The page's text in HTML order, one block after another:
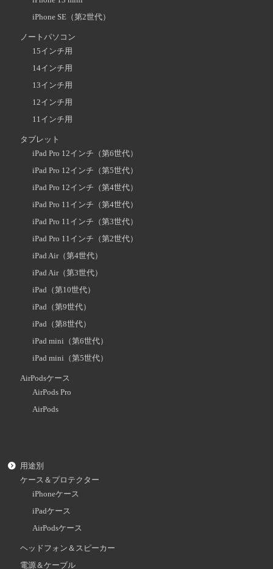
iPhone SE（第2世代）
ノートパソコン
15インチ用
14インチ用
13インチ用
12インチ用
11インチ用
タブレット
iPad Pro 12インチ（第6世代）
iPad Pro 12インチ（第5世代）
iPad Pro 12インチ（第4世代）
iPad Pro 11インチ（第4世代）
iPad Pro 11インチ（第3世代）
iPad Pro 11インチ（第2世代）
iPad Air（第4世代）
iPad Air（第3世代）
iPad（第10世代）
iPad（第9世代）
iPad（第8世代）
iPad mini（第6世代）
iPad mini（第5世代）
AirPodsケース
AirPods Pro
AirPods
用途別
ケース＆プロテクター
iPhoneケース
iPadケース
AirPodsケース
ヘッドフォン＆スピーカー
電源＆ケーブル